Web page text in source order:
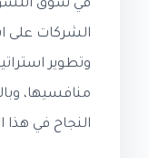
في سوق
الشركات على
وتطوير
منافسيها،
النجاح في